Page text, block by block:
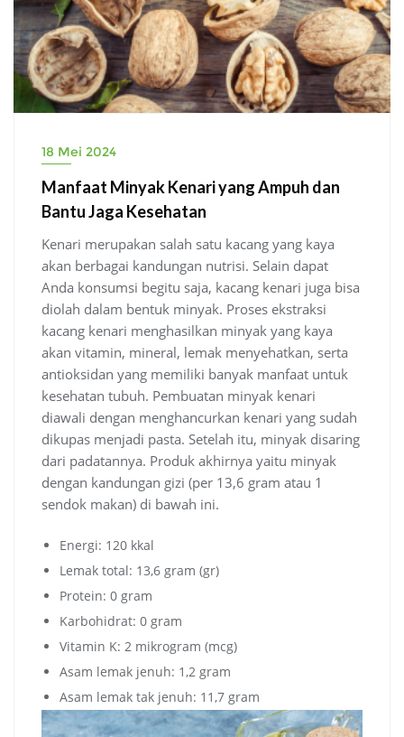
18 Mei 2024
Manfaat Minyak Kenari yang Ampuh dan
Bantu Jaga Kesehatan
Kenari merupakan salah satu kacang yang kaya
akan berbagai kandungan nutrisi. Selain dapat
Anda konsumsi begitu saja, kacang kenari juga bisa
diolah dalam bentuk minyak. Proses ekstraksi
kacang kenari menghasilkan minyak yang kaya
akan vitamin, mineral, lemak menyehatkan, serta
antioksidan yang memiliki banyak manfaat untuk
kesehatan tubuh. Pembuatan minyak kenari
diawali dengan menghancurkan kenari yang sudah
dikupas menjadi pasta. Setelah itu, minyak disaring
dari padatannya. Produk akhirnya yaitu minyak
dengan kandungan gizi (per 13,6 gram atau 1
sendok makan) di bawah ini.
Energi: 120 kkal
Lemak total: 13,6 gram (gr)
Protein: 0 gram
Karbohidrat: 0 gram
Vitamin K: 2 mikrogram (mcg)
Asam lemak jenuh: 1,2 gram
Asam lemak tak jenuh: 11,7 gram